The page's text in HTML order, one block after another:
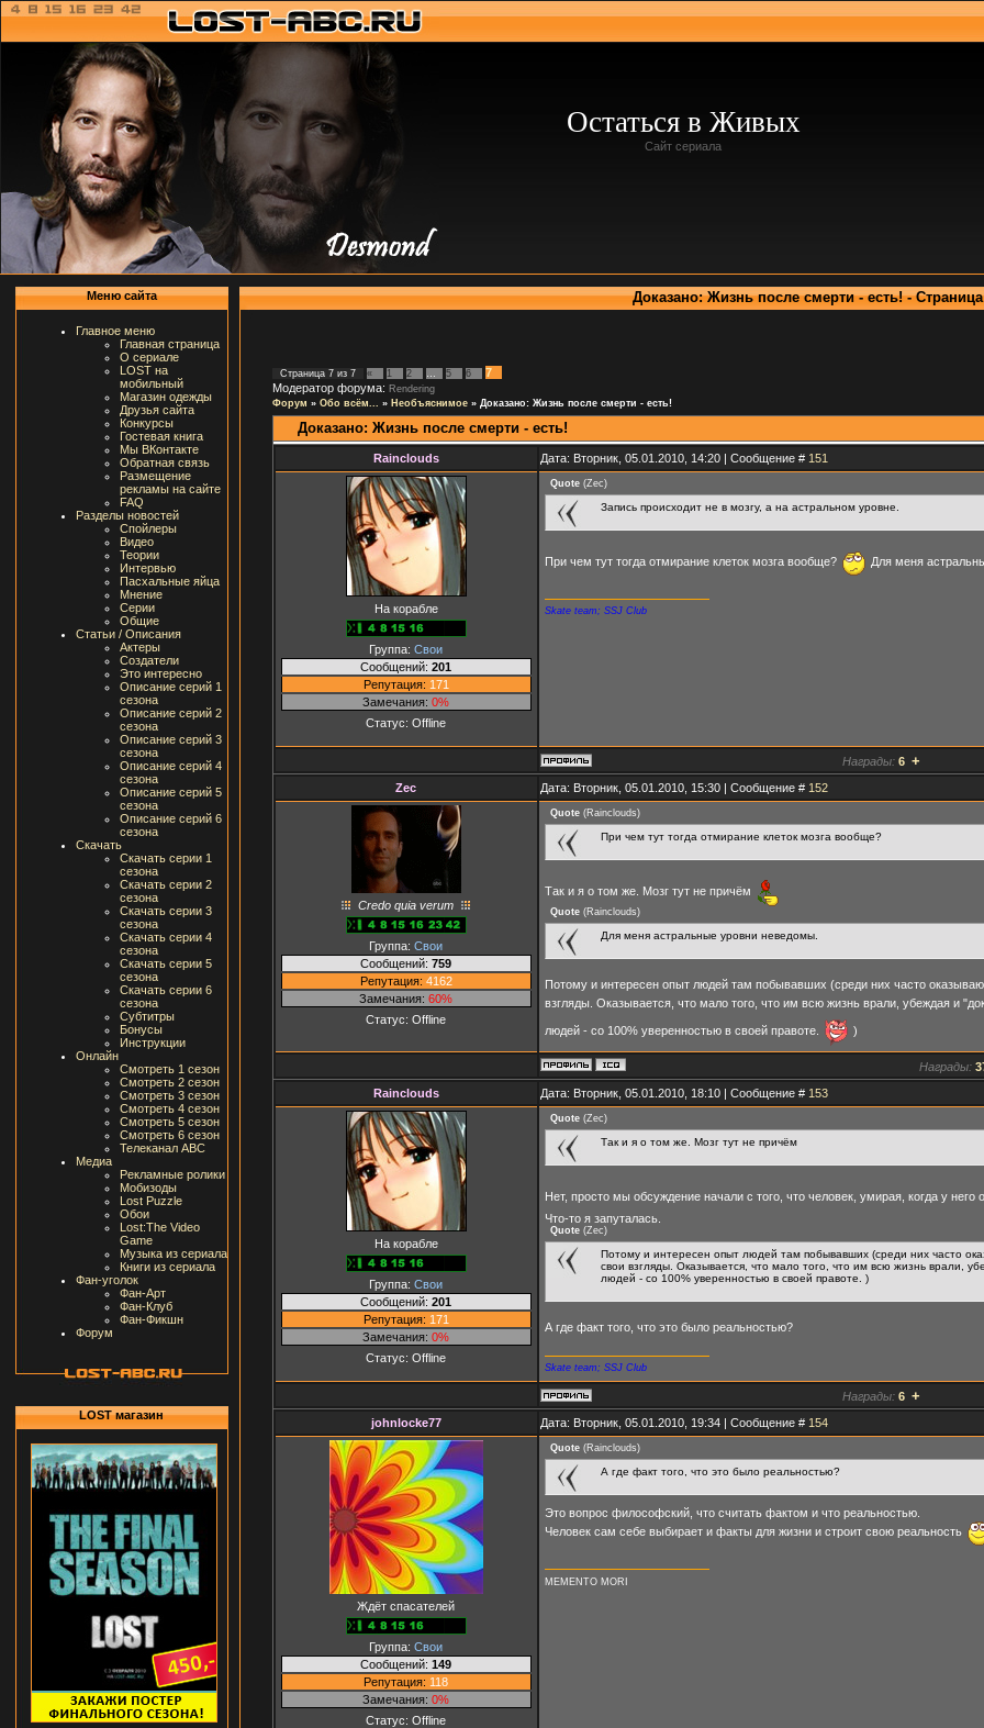
Остаться в Живых
Сайт сериала
Меню сайта
Главное меню
Главная страница
О сериале
LOST на
мобильный
Магазин одежды
Друзья сайта
Конкурсы
Гостевая книга
Мы ВКонтакте
Обратная связь
Размещение
рекламы на сайте
FAQ
Разделы новостей
Спойлеры
Видео
Теории
Интервью
Пасхальные яйца
Мнение
Серии
Общие
Статьи / Описания
Актеры
Создатели
Это интересно
Описание серий 1
сезона
Описание серий 2
сезона
Описание серий 3
сезона
Описание серий 4
сезона
Описание серий 5
сезона
Описание серий 6
сезона
Скачать
Скачать серии 1
сезона
Скачать серии 2
сезона
Скачать серии 3
сезона
Скачать серии 4
сезона
Скачать серии 5
сезона
Скачать серии 6
сезона
Субтитры
Бонусы
Инструкции
Онлайн
Смотреть 1 сезон
Смотреть 2 сезон
Смотреть 3 сезон
Смотреть 4 сезон
Смотреть 5 сезон
Смотреть 6 сезон
Телеканал ABC
Медиа
Рекламные ролики
Мобизоды
Lost Puzzle
Обои
Lost:The Video
Game
Музыка из сериала
Книги из сериала
Фан-уголок
Фан-Арт
Фан-Клуб
Фан-Фикшн
Форум
LOST магазин
Доказано: Жизнь после смерти - есть! -
Страница 7из 7 « 1 2 5 6
7
Модератор форума: Rendering
Форум » Обо всём... » Необъяснимое » Доказано: Жизнь после смерти - есть!
Доказано: Жизнь после смерти - есть!
Rainclouds Дата: Вторник, 05.01.2010, 14:20 | Сообщение # 151
На корабле
Группа: Свои
Сообщений: 201
Репутация: 171
Замечания: 0%
Статус: Offline
Quote(Zec)
Запись происходит не в мозгу, а на астральном уровне.
При чем тут тогда отмирание клеток мозга вообще? Для меня
Skate team; SSJ Club
Награды: 6 +
Zec Дата: Вторник, 05.01.2010, 15:30 | Сообщение # 152
Credo quia verum
Группа: Свои
Сообщений: 759
Репутация: 4162
Замечания: 60%
Статус: Offline
Quote(Rainclouds)
При чем тут тогда отмирание клеток мозга вообще?
Так и я о том же. Мозг тут не причём
Quote(Rainclouds)
Для меня астральные уровни неведомы.
Потому и интересен опыт людей там побывавших (среди них часто
взгляды. Оказывается, что мало того, что им всю жизнь врали, убеждая и
людей - со 100% уверенностью в своей правоте. )
Награды:
Rainclouds
Дата: Вторник, 05.01.2010, 18:10 | Сообщение # 153
На корабле
Группа: Свои
Сообщений: 201
Репутация: 171
Замечания: 0%
Статус: Offline
Quote(Zec)
Так и я о том же. Мозг тут не причём
Нет, просто мы обсуждение начали с того, что человек, умирая, когда у
Что-то я запуталась.
Quote(Zec)
Потому и интересен опыт людей там побывавших (среди них часто
свои взгляды. Оказывается, что мало того, что им всю жизнь врали,
людей - со 100% уверенностью в своей правоте. )
А где факт того, что это было реальностью?
Skate team; SSJ Club
Награды: 6 +
johnlocke77 Дата: Вторник, 05.01.2010, 19:34 | Сообщение # 154
Ждёт спасателей
Группа: Свои
Сообщений: 149
Репутация: 118
Замечания: 0%
Статус: Offline
Quote(Rainclouds)
А где факт того, что это было реальностью?
Это вопрос философский, что считать фактом и что реальностью.
Человек сам себе выбирает и факты для жизни и строит свою реальность
MEMENTO MORI